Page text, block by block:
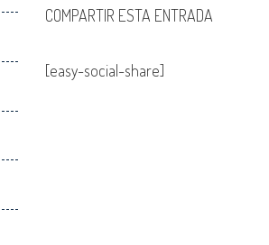
COMPARTIR ESTA ENTRADA
[easy-social-share]